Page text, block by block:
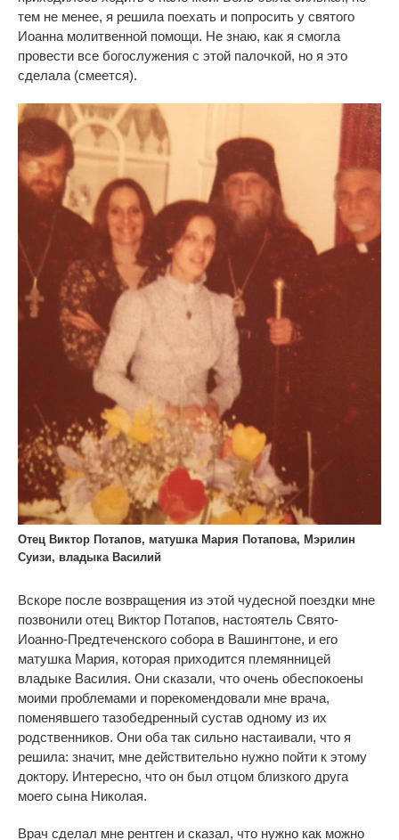
тем не менее, я решила поехать и попросить у святого
Иоанна молитвенной помощи. Не знаю, как я смогла
провести все богослужения с этой палочкой, но я это
сделала (смеется).
Отец Виктор Потапов, матушка Мария Потапова, Мэрилин
Суизи, владыка Василий
Вскоре после возвращения из этой чудесной поездки мне
позвонили отец Виктор Потапов, настоятель Свято-
Иоанно-Предтеченского собора в Вашингтоне, и его
матушка Мария, которая приходится племянницей
владыке Василия. Они сказали, что очень обеспокоены
моими проблемами и порекомендовали мне врача,
поменявшего тазобедренный сустав одному из их
родственников. Они оба так сильно настаивали, что я
решила: значит, мне действительно нужно пойти к этому
доктору. Интересно, что он был отцом близкого друга
моего сына Николая.
Врач сделал мне рентген и сказал, что нужно как можно